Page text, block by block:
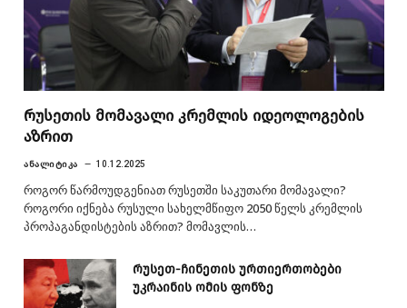
რუსეთის მომავალი კრემლის იდეოლოგების
აზრით
ᲐᲜᲐᲚᲘᲢᲘᲙᲐ 10.12.2025
როგორ წარმოუდგენიათ რუსეთში საკუთარი მომავალი?
როგორი იქნება რუსული სახელმწიფო 2050 წელს კრემლის
პროპაგანდისტების აზრით? მომავლის…
რუსეთ-ჩინეთის ურთიერთობები
უკრაინის ომის ფონზე